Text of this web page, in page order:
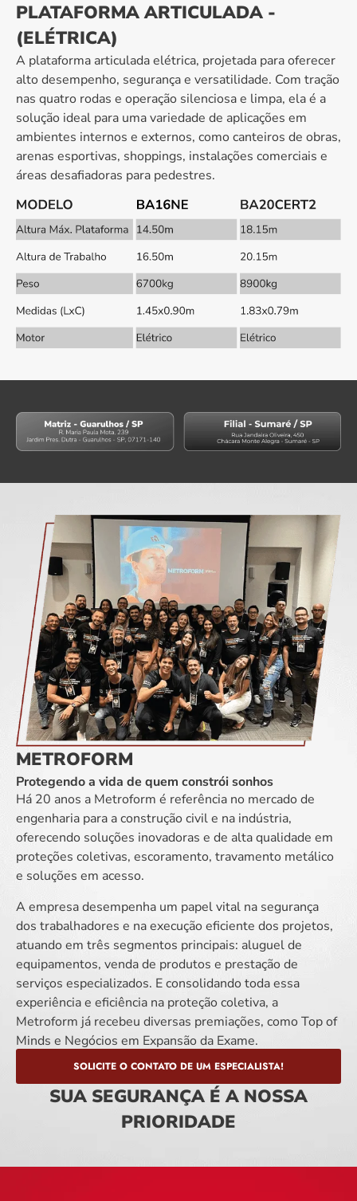
PLATAFORMA ARTICULADA -
(ELÉTRICA)
A plataforma articulada elétrica, projetada para oferecer
alto desempenho, segurança e versatilidade. Com tração
nas quatro rodas e operação silenciosa e limpa, ela é a
solução ideal para uma variedade de aplicações em
ambientes internos e externos, como canteiros de obras,
arenas esportivas, shoppings, instalações comerciais e
áreas desafiadoras para pedestres.
METROFORM
Protegendo a vida de quem constrói sonhos
Há 20 anos a Metroform é referência no mercado de
engenharia para a construção civil e na indústria,
oferecendo soluções inovadoras e de alta qualidade em
proteções coletivas, escoramento, travamento metálico
e soluções em acesso.
A empresa desempenha um papel vital na segurança
dos trabalhadores e na execução eficiente dos projetos,
atuando em três segmentos principais: aluguel de
equipamentos, venda de produtos e prestação de
serviços especializados. E consolidando toda essa
experiência e eficiência na proteção coletiva, a
Metroform já recebeu diversas premiações, como Top of
Minds e Negócios em Expansão da Exame.
SOLICITE O CONTATO DE UM ESPECIALISTA!
SUA SEGURANÇA É A NOSSA
PRIORIDADE